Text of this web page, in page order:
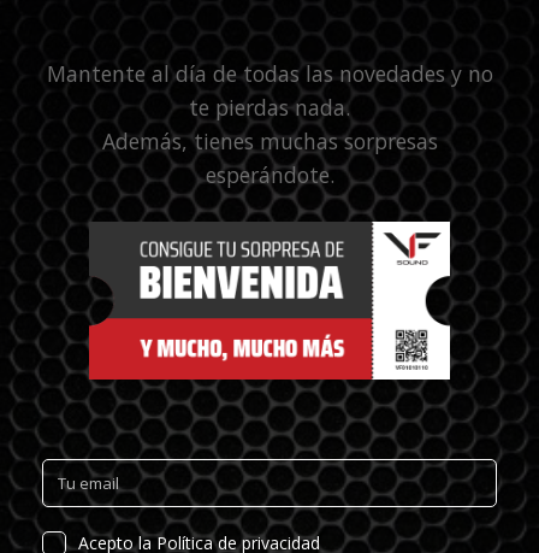
Mantente al día de todas las novedades y no
te pierdas nada.
Además, tienes muchas sorpresas
esperándote.